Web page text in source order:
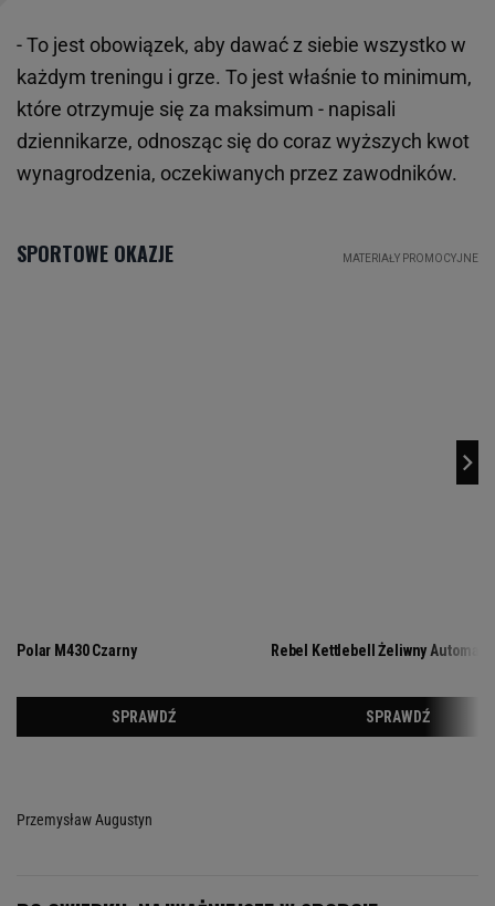
- To jest obowiązek, aby dawać z siebie wszystko w
każdym treningu i grze. To jest właśnie to minimum,
które otrzymuje się za maksimum - napisali
dziennikarze, odnosząc się do coraz wyższych kwot
wynagrodzenia, oczekiwanych przez zawodników.
Przemysław Augustyn